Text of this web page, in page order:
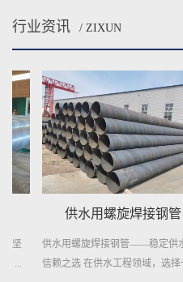
行业资讯 / ZIXUN
供水用螺旋焊接钢管
供水用螺旋焊接钢管——稳定供水，
信赖之选 在供水工程领域，选择一